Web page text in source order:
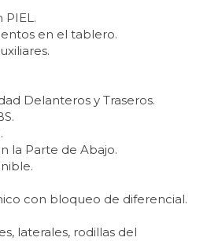
PIEL.
en el tablero.
Delanteros y Traseros.
la Parte de Abajo.
con bloqueo de diferencial.
laterales, rodillas del